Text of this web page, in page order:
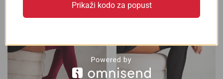
Prikaži kodo za popust